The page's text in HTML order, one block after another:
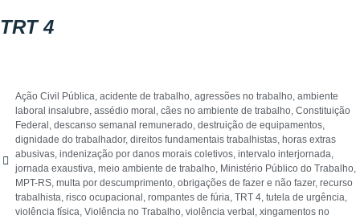
TRT 4
Ação Civil Pública, acidente de trabalho, agressões no trabalho, ambiente
laboral insalubre, assédio moral , cães no ambiente de trabalho, Constituição
Federal , descanso semanal remunerado, destruição de equipamentos,
dignidade do trabalhador, direitos fundamentais trabalhistas, horas extras
abusivas, indenização por danos morais coletivos, intervalo interjornada,
jornada exaustiva, meio ambiente de trabalho, Ministério Público do Trabalho,
MPT-RS, multa por descumprimento, obrigações de fazer e não fazer, recurso
trabalhista, risco ocupacional , rompantes de fúria, TRT 4, tutela de urgência,
violência física, Violência no Trabalho, violência verbal , xingamentos no